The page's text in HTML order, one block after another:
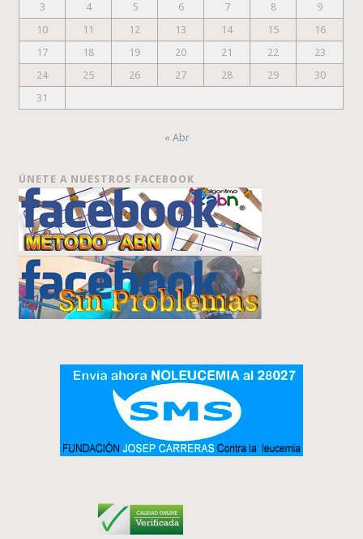
3
4 5 6 7 8
9
10
11 12 13 14 15
16
17
18 19 20 21 22
23
24
25 26 27 28 29
30
31
« Abr
ÚNETE A NUESTROS FACEBOOK